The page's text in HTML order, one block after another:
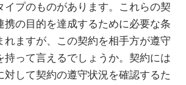
イプのものがあります。これらの契
携の目的を達成するために必要な条
れますが、この契約を相手方が遵守
持って言えるでしょうか。契約には
対して契約の遵守状況を確認するた